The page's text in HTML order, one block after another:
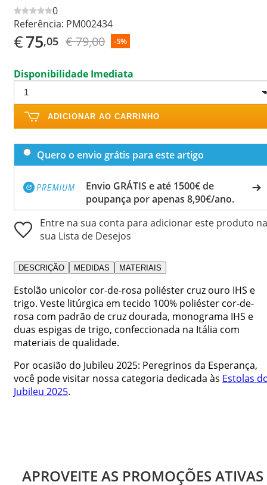
0
Referência: PM002434
€75,05 € 79,00 -5%
Disponibilidade Imediata
ADICIONAR AO CARRINHO
Quero o envio grátis para este artigo
Envio GRÁTIS e até 1500€ de
poupança por apenas 8,90€/ano.
Entre na sua conta para adicionar este produto na
sua Lista de Desejos
DESCRIÇÃO MEDIDAS MATERIAIS
Estolão unicolor cor-de-rosa poliéster cruz ouro IHS e
trigo. Veste litúrgica em tecido 100% poliéster cor-de-
rosa com padrão de cruz dourada, monograma IHS e
duas espigas de trigo, confeccionada na Itália com
materiais de qualidade.
Por ocasião do Jubileu 2025: Peregrinos da Esperança,
você pode visitar nossa categoria dedicada às Estolas
Jubileu 2025.
APROVEITE AS PROMOÇÕES ATIVAS